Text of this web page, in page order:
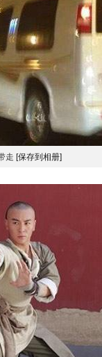
走 [保存到相册]